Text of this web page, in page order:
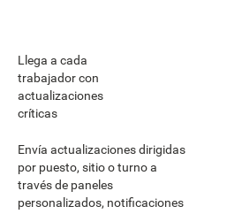
Llega a cada
trabajador con
actualizaciones
críticas
Envía actualizaciones dirigidas
por puesto, sitio o turno a
través de paneles
personalizados, notificaciones